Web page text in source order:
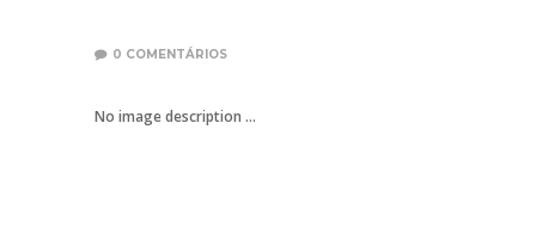
0 COMENTÁRIOS
No image description ...